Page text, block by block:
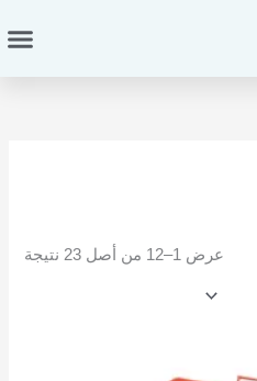
عرض 1–12 من أصل 23 نتيجة